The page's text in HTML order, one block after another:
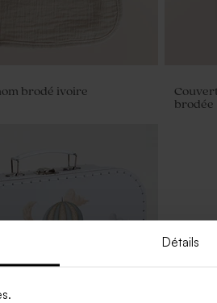
Détails
brodé ivoire
brodée